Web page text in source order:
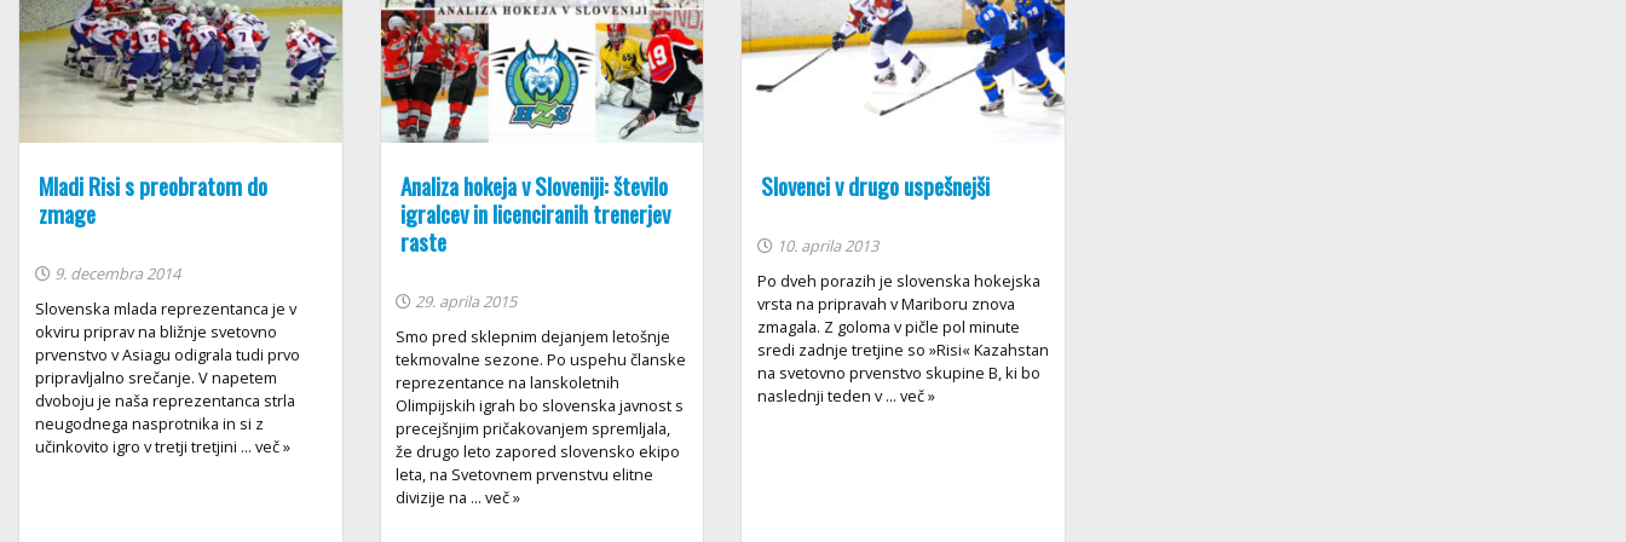
Mladi Risi s preobratom do
zmage
9. decembra 2014
Slovenska mlada reprezentanca je v
okviru priprav na bližnje svetovno
prvenstvo v Asiagu odigrala tudi prvo
pripravljalno srečanje. V napetem
dvoboju je naša reprezentanca strla
neugodnega nasprotnika in si z
učinkovito igro v tretji tretjini ... več »
Analiza hokeja v Sloveniji: število
igralcev in licenciranih trenerjev
raste
29. aprila 2015
Smo pred sklepnim dejanjem letošnje
tekmovalne sezone. Po uspehu članske
reprezentance na lanskoletnih
Olimpijskih igrah bo slovenska javnost s
precejšnjim pričakovanjem spremljala,
že drugo leto zapored slovensko ekipo
leta, na Svetovnem prvenstvu elitne
divizije na ... več »
Slovenci v drugo uspešnejši
10. aprila 2013
Po dveh porazih je slovenska hokejska
vrsta na pripravah v Mariboru znova
zmagala. Z goloma v pičle pol minute
sredi zadnje tretjine so »Risi« Kazahstan
na svetovno prvenstvo skupine B, ki bo
naslednji teden v ... več »